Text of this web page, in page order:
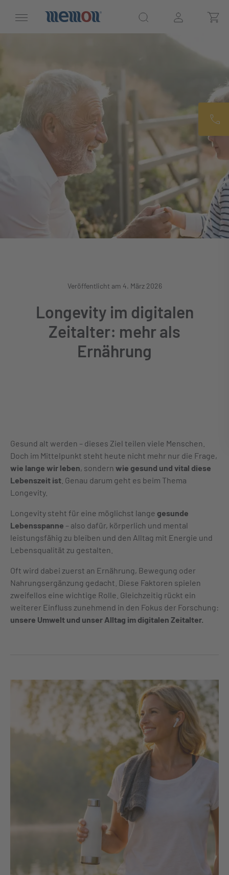
Veröffentlicht am 4. März 2026
Longevity im digitalen
Zeitalter: mehr als
Ernährung
Gesund alt werden – dieses Ziel teilen viele Menschen.
Doch im Mittelpunkt steht heute nicht mehr nur die Frage,
wie lange wir leben, sondern wie gesund und vital diese
Lebenszeit ist . Genau darum geht es beim Thema
Longevity.
Longevity steht für eine möglichst lange gesunde
Lebensspanne – also dafür, körperlich und mental
leistungsfähig zu bleiben und den Alltag mit Energie und
Lebensqualität zu gestalten.
Oft wird dabei zuerst an Ernährung, Bewegung oder
Nahrungsergänzung gedacht. Diese Faktoren spielen
zweifellos eine wichtige Rolle. Gleichzeitig rückt ein
weiterer Einfluss zunehmend in den Fokus der Forschung:
unsere Umwelt und unser Alltag im digitalen Zeitalter.